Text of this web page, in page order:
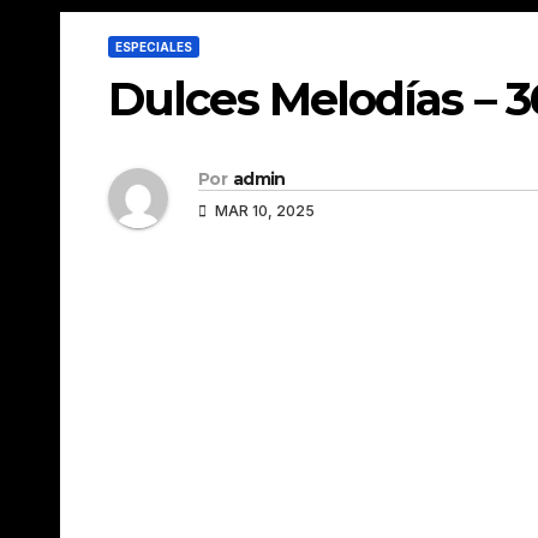
ESPECIALES
Dulces Melodías –
Por admin
MAR 10, 2025